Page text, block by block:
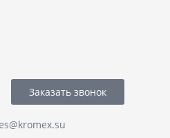
Заказать звонок